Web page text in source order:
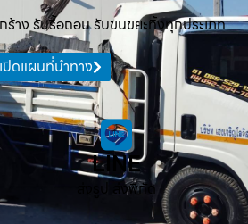
ร้าง รับรื้อถอน รับขนขยะทิ้งทุกประเภท
เปิดแผนที่นำทาง
LINE
ส่งรูป ส่งพิกัด